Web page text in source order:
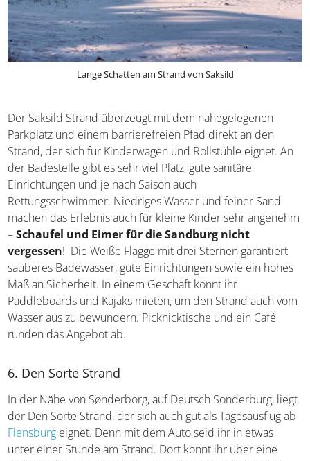
Der Saksild Strand überzeugt mit dem nahegelegenen
Parkplatz und einem barrierefreien Pfad direkt an den
Strand, der sich für Kinderwagen und Rollstühle eignet.
An der Badestelle gibt es sehr viel Platz, gute sanitäre
Einrichtungen und je nach Saison auch
Rettungsschwimmer. Niedriges Wasser und feiner Sand
machen das Erlebnis auch für kleine Kinder sehr
angenehm –Schaufel und Eimer für die Sandburg
nicht vergessen! Die Weiße Flagge mit drei Sternen
garantiert sauberes Badewasser, gute Einrichtungen
sowie ein hohes Maß an Sicherheit. In einem Geschäft
könnt ihr Paddleboards und Kajaks mieten, um den
Picknicktische und ein Café runden das Angebot ab.
6. Den Sorte Strand
In der Nähe von Sønderborg, auf Deutsch Sonderburg,
liegt der Den Sorte Strand, der sich auch gut als